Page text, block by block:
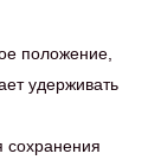
положение,
удерживать
сохранения